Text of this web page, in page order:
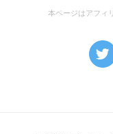
本ページはアフィ